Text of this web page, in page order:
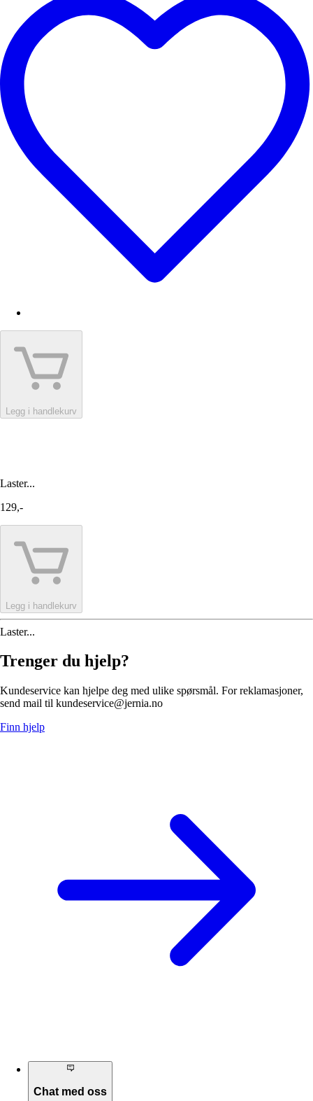
Legg i handlekurv
Laster...
129,-
Legg i handlekurv
Laster...
Trenger du hjelp?
Kundeservice kan hjelpe deg med ulike spørsmål. For reklamasjoner,
send mail til kundeservice@jernia.no
Finn hjelp
Chat med oss